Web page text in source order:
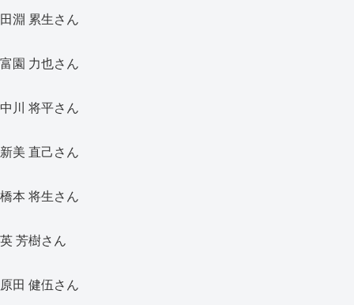
田淵 累生さん
富園 力也さん
中川 将平さん
新美 直己さん
橋本 将生さん
英 芳樹さん
原田 健伍さん